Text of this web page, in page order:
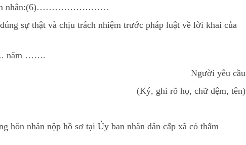
hôn nhân:(6)……………………
sự thật và chịu trách nhiệm trước pháp luật về lời khai của
năm …….
Người yêu cầu
(Ký, ghi rõ họ, chữ đệm, tên)
hôn nhân nộp hồ sơ tại Ủy ban nhân dân cấp xã có thẩm